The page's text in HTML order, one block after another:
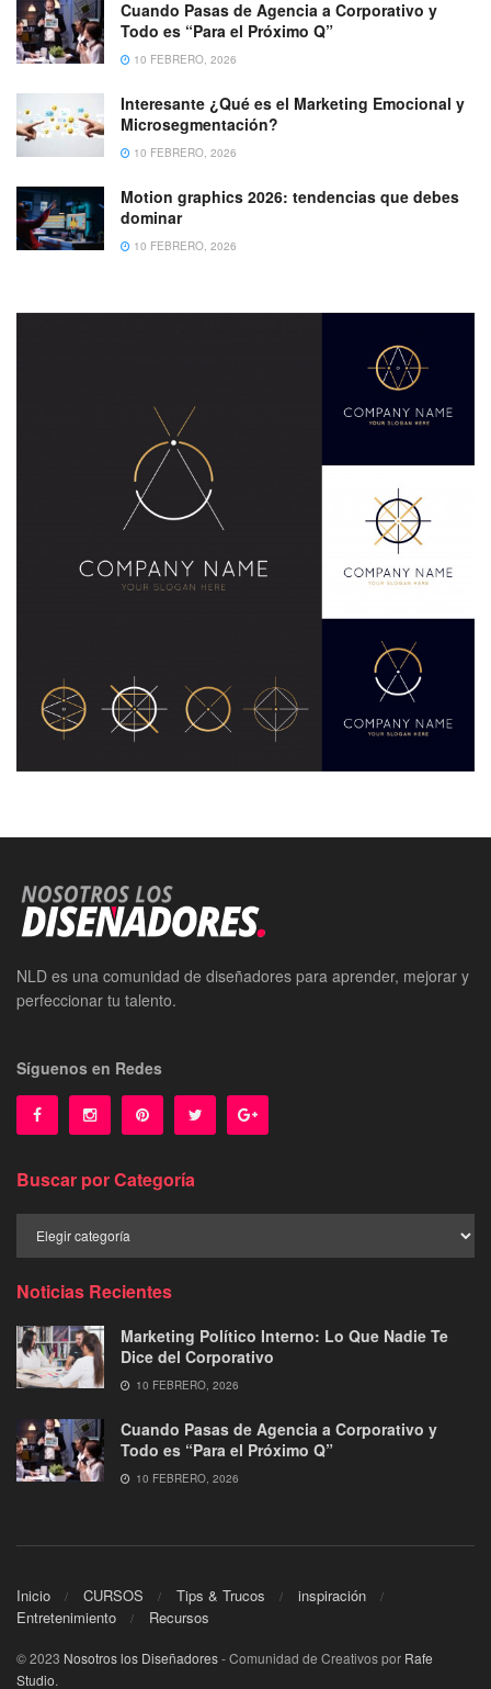
Cuando Pasas de Agencia a Corporativo y
Todo es “Para el Próximo Q”
10 FEBRERO, 2026
Interesante ¿Qué es el Marketing Emocional y
Microsegmentación?
10 FEBRERO, 2026
Motion graphics 2026: tendencias que debes
dominar
10 FEBRERO, 2026
NLD es una comunidad de diseñadores para aprender, mejorar y
perfeccionar tu talento.
Síguenos en Redes
Buscar por Categoría
por
Noticias Recientes
Marketing Político Interno: Lo Que Nadie Te
Dice del Corporativo
10 FEBRERO, 2026
Cuando Pasas de Agencia a Corporativo y
Todo es “Para el Próximo Q”
10 FEBRERO, 2026
Inicio CURSOS Tips & Trucos
inspiración
Entretenimiento
Recursos
© 2023 Nosotros los Diseñadores- Comunidad de Creativos por Rafe
Studio.